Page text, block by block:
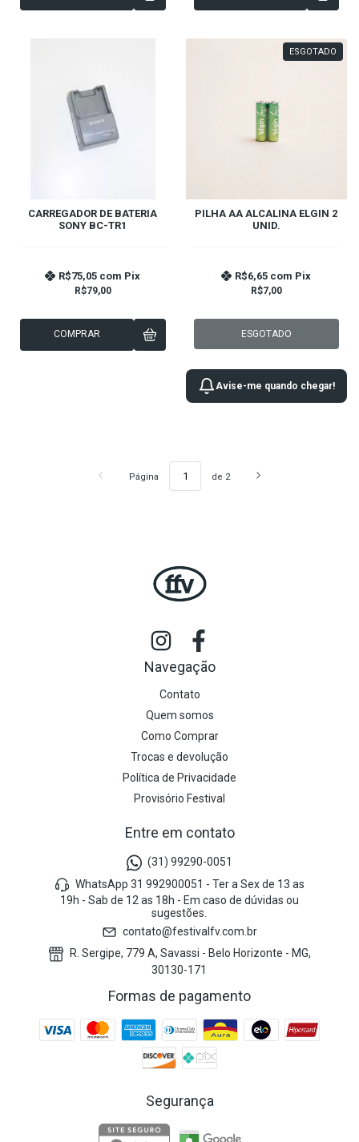
CARREGADOR DE BATERIA
SONY BC-TR1
R$79,00
R$75,05 com Pix
COMPRAR
ESGOTADO
PILHA AA ALCALINA ELGIN 2
UNID.
R$7,00
R$6,65 com Pix
ESGOTADO
Avise-me quando chegar!
Página de 2
Navegação
Contato
Quem somos
Como Comprar
Trocas e devolução
Política de Privacidade
Provisório Festival
Entre em contato
(31) 99290-0051
WhatsApp 31 992900051 - Ter a Sex de 13 as
19h - Sab de 12 as 18h - Em caso de dúvidas ou
sugestões.
contato@festivalfv.com.br
R. Sergipe, 779 A, Savassi - Belo Horizonte - MG,
30130-171
Formas de pagamento
Segurança